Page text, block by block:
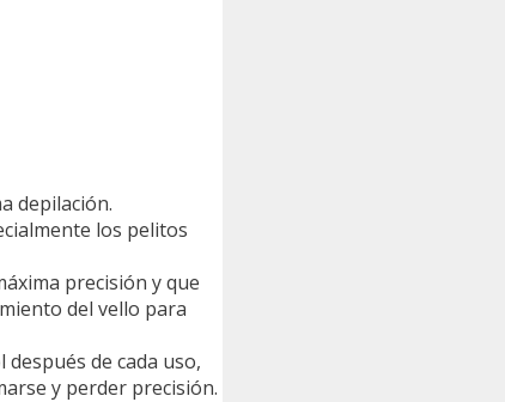
depilación.
los pelitos
precisión y que
del vello para
de cada uso,
y perder precisión.